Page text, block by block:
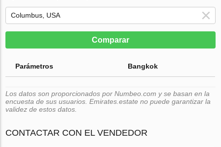
Comparar
Parámetros Bangkok
Los datos son proporcionados por Numbeo.com y se basan en la
encuesta de sus usuarios. Emirates.estate no puede garantizar la
validez de estos datos.
CONTACTAR CON EL VENDEDOR